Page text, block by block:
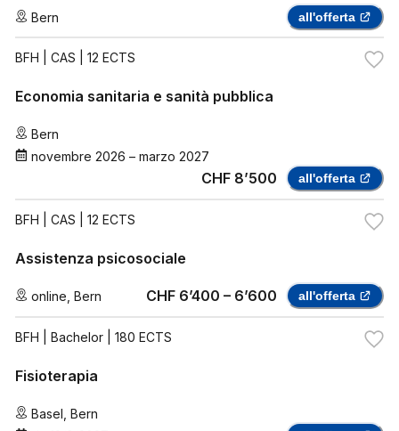
Bern all'offerta
BFH | CAS | 12 ECTS
Economia sanitaria e sanità pubblica
Bern
novembre 2026 – marzo 2027
CHF 8’500 all'offerta
BFH | CAS | 12 ECTS
Assistenza psicosociale
online Bern CHF 6’400 – 6’600 all'offerta
BFH | Bachelor | 180 ECTS
Fisioterapia
Basel Bern